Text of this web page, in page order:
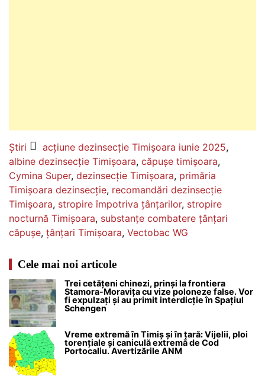
Știri acțiune dezinsecție Timișoara iunie 2025,
albine dezinsecție Timișoara, căpușe timișoara,
Cymina Super, dezinsecție Timișoara, primăria
Timișoara dezinsecție, recomandări dezinsecție
Timișoara, stropire împotriva țânțarilor, stropire
nocturnă Timișoara, substanțe combatere țânțari
căpușe, țânțari Timișoara, Vectobac WG
Cele mai noi articole
Trei cetățeni chinezi, prinși la frontiera
Stamora-Moravița cu vize poloneze false. Vor
fi expulzați și au primit interdicție în Spațiul
Schengen
Vreme extremă în Timiș și în țară: Vijelii, ploi
torențiale și caniculă extremă de Cod
Portocaliu. Avertizările ANM